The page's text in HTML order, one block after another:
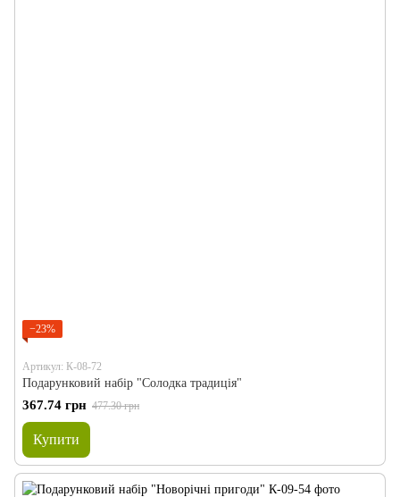
−23%
Артикул: К-08-72
Подарунковий набір "Солодка традиція"
367.74 грн 477.30 грн
Купити